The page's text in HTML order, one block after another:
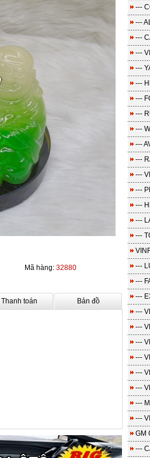
Mã hàng: 32880
Thanh toán Bản đồ
---
---
---
---
---
---
---
---
---
---
---
---
---
---
---
---
---
---
---
---
---
---
---
---
---
---
---
GM
---